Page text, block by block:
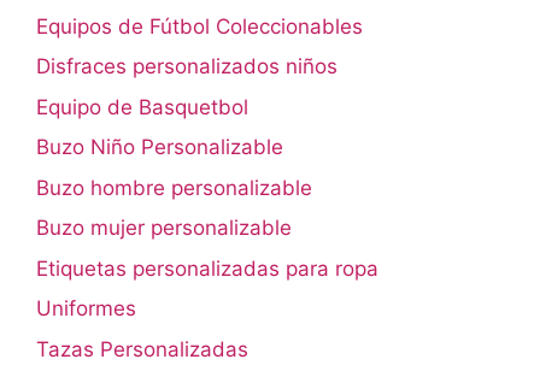
Equipos de Fútbol Coleccionables
Disfraces personalizados niños
Equipo de Basquetbol
Buzo Niño Personalizable
Buzo hombre personalizable
Buzo mujer personalizable
Etiquetas personalizadas para ropa
Uniformes
Tazas Personalizadas